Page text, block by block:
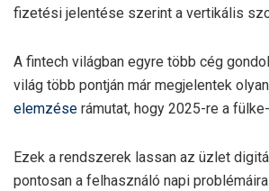
fizetési jelentése szerint a vertikális
A fintech világban egyre több cég
világ több pontján már megjelentek
elemzése rámutat, hogy 2025-re a
Ezek a rendszerek lassan az üzlet
pontosan a felhasználó napi